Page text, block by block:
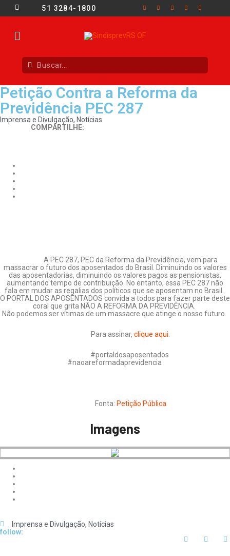
51 3284-1800
Petição Contra a Reforma da
Previdência PEC 287
Imprensa e Divulgação, Notícias
COMPARTILHE:
A PEC 287, PEC da Reforma da Previdência, vem para
massacrar o futuro dos aposentados do Brasil. Diminuindo os valores
das aposentadorias, diminuindo os valores pagos as pensionistas,
aumentando tempo de contribuição. No entanto, essa PEC 287 não
fala em mudar as regalias dos políticos que se aposentam no Brasil.
O PORTAL DOS APOSENTADOS convida a todos para fazer parte deste
coral que grita NÃO A REFORMA DA PREVIDÊNCIA.
Não podemos ser vítimas de um massacre que atinge o nosso futuro.
Para assinar, clique aqui.
#portaldosaposentados
#naoareformadaprevidencia
Fonta: Petição Pública
Imagens
Imprensa e Divulgação, Notícias
follow: